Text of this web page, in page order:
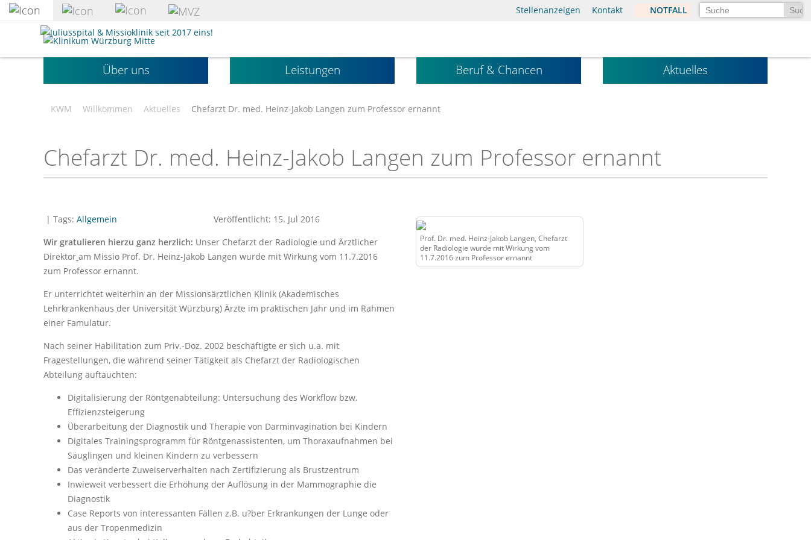
zum
Stellenanzeigen Kontakt NOTFALL Suchen
Klinikum
Würzburg
Mitte
gGmbHÜber uns Leistungen Beruf & Chancen Aktuelles
KWM Willkommen Aktuelles Chefarzt Dr. med. Heinz-Jakob Langen zum Professor ernannt
Chefarzt Dr. med. Heinz-Jakob Langen zum Professor ernannt
Veröffentlicht: 15. Jul 2016
| Tags: Allgemein
Wir gratulieren hierzu ganz herzlich: Unser Chefarzt der Radiologie und Ärztlicher
Direktor am Missio Prof. Dr. Heinz-Jakob Langen wurde mit Wirkung vom 11.7.2016
zum Professor ernannt.
Er unterrichtet weiterhin an der Missionsärztlichen Klinik (Akademisches
Lehrkrankenhaus der Universität Würzburg) Ärzte im praktischen Jahr und im Rahmen
einer Famulatur.
Nach seiner Habilitation zum Priv.-Doz. 2002 beschäftigte er sich u.a. mit
Fragestellungen, die während seiner Tätigkeit als Chefarzt der Radiologischen
Abteilung auftauchten:
Digitalisierung der Röntgenabteilung: Untersuchung des Workflow bzw.
Effizienzsteigerung
Überarbeitung der Diagnostik und Therapie von Darminvagination bei Kindern
Digitales Trainingsprogramm für Röntgenassistenten, um Thoraxaufnahmen bei
Säuglingen und kleinen Kindern zu verbessern
Das veränderte Zuweiserverhalten nach Zertifizierung als Brustzentrum
Inwieweit verbessert die Erhöhung der Auflösung in der Mammographie die
Diagnostik
Case Reports von interessanten Fällen z.B. u?ber Erkrankungen der Lunge oder
aus der Tropenmedizin
Prof. Dr. med. Heinz-Jakob Langen, Chefarzt
der Radiologie wurde mit Wirkung vom
11.7.2016 zum Professor ernannt